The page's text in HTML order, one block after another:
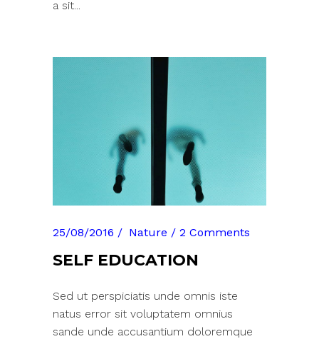
a sit...
25/08/2016 Nature 2 Comments
SELF EDUCATION
Sed ut perspiciatis unde omnis iste
natus error sit voluptatem omnius
sande unde accusantium doloremque